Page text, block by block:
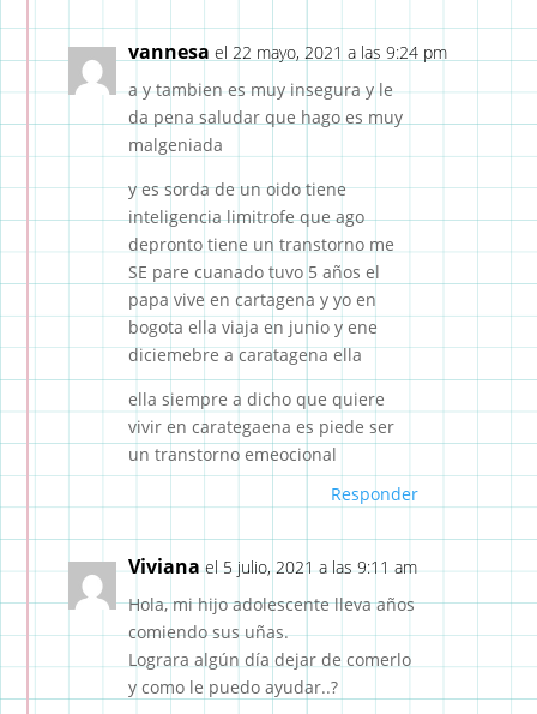
vannesa el 22 mayo, 2021 a las 9:24 pm
a y tambien es muy insegura y le
da pena saludar que hago es muy
malgeniada
y es sorda de un oido tiene
inteligencia limitrofe que ago
depronto tiene un transtorno me
SE pare cuanado tuvo 5 años el
papa vive en cartagena y yo en
bogota ella viaja en junio y ene
diciemebre a caratagena ella
ella siempre a dicho que quiere
vivir en carategaena es piede ser
un transtorno emeocional
Responder
Viviana el 5 julio, 2021 a las 9:11 am
Hola, mi hijo adolescente lleva años
comiendo sus uñas.
Lograra algún día dejar de comerlo
y como le puedo ayudar..?